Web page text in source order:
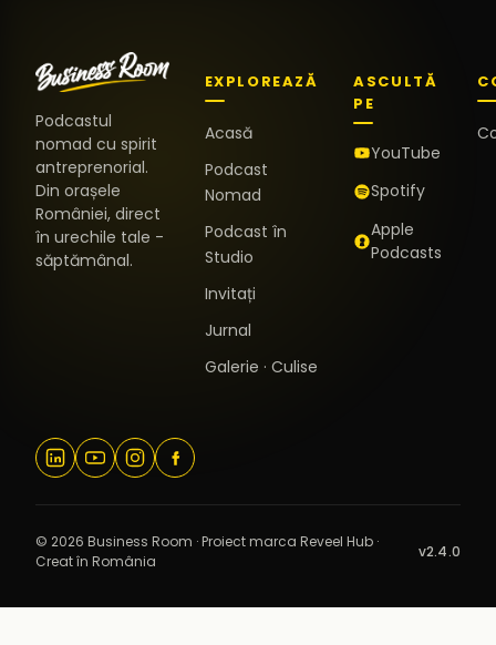
Podcastul
nomad cu spirit
antreprenorial.
Din orașele
României, direct
în urechile tale -
săptămânal.
EXPLOREAZĂ
Acasă
Podcast
Nomad
Podcast în
Studio
Invitați
Jurnal
Galerie · Culise
ASCULTĂ
PE
YouTube
Spotify
Apple
Podcasts
© 2026 Business Room · Proiect marca Reveel Hub ·
Creat în România
v2.4.0